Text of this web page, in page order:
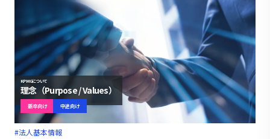
KPMGについて
理念（Purpose / Values）
新卒向け 中途向け
#法人基本情報